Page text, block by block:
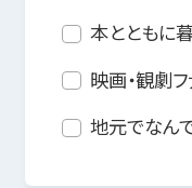
本とともに
映画・観劇
地元でなん